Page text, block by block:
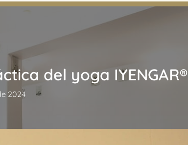
del yoga IYENGAR®
2024